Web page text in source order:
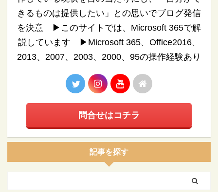
きるものは提供したい」との思いでブログ発信
を決意 ▶︎このサイトでは、Microsoft 365で解
説しています ▶︎Microsoft 365、Office2016、
2013、2007、2003、2000、95の操作経験あり
問合せはコチラ
記事を探す